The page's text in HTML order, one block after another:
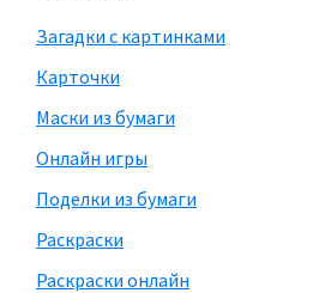
Загадки с картинками
Карточки
Маски из бумаги
Онлайн игры
Поделки из бумаги
Раскраски
Раскраски онлайн